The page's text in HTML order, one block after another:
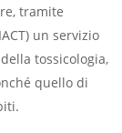
tramite
un servizio
tossicologia,
quello di